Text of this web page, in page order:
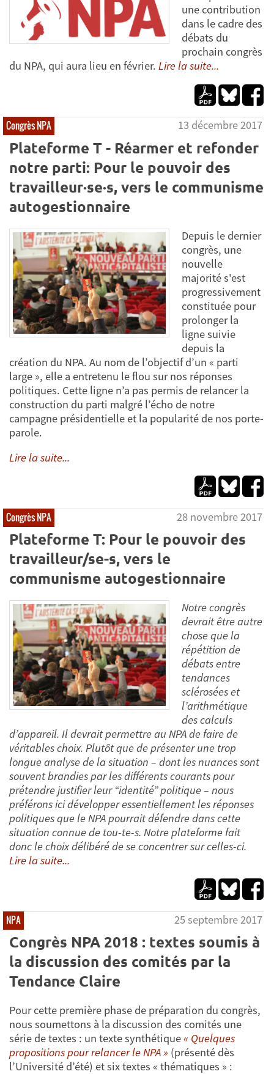
une contribution
dans le cadre des
débats du
prochain congrès
du NPA, qui aura lieu en février. Lire la suite...
Congrès NPA 13 décembre 2017
Plateforme T - Réarmer et refonder
notre parti: Pour le pouvoir des
travailleur·se·s, vers le communisme
autogestionnaire
Depuis le dernier
congrès, une
nouvelle
majorité s'est
progressivement
constituée pour
prolonger la
ligne suivie
depuis la
création du NPA. Au nom de l’objectif d’un « parti
large », elle a entretenu le flou sur nos réponses
politiques. Cette ligne n’a pas permis de relancer la
construction du parti malgré l’écho de notre
campagne présidentielle et la popularité de nos porte-
parole.
Lire la suite...
Congrès NPA 28 novembre 2017
Plateforme T: Pour le pouvoir des
travailleur/se-s, vers le
communisme autogestionnaire
Notre congrès
devrait être autre
chose que la
répétition de
débats entre
tendances
sclérosées et
l’arithmétique
des calculs
d’appareil. Il devrait permettre au NPA de faire de
véritables choix. Plutôt que de présenter une trop
longue analyse de la situation – dont les nuances sont
souvent brandies par les différents courants pour
prétendre justifier leur “identité” politique – nous
préférons ici développer essentiellement les réponses
politiques que le NPA pourrait défendre dans cette
situation connue de tou-te-s. Notre plateforme fait
donc le choix délibéré de se concentrer sur celles-ci.
Lire la suite...
NPA 25 septembre 2017
Congrès NPA 2018 : textes soumis à
la discussion des comités par la
Tendance Claire
Pour cette première phase de préparation du congrès,
nous soumettons à la discussion des comités une
série de textes : un texte synthétique« Quelques
propositions pour relancer le NPA » (présenté dès
l’Université d’été) et six textes « thématiques » :